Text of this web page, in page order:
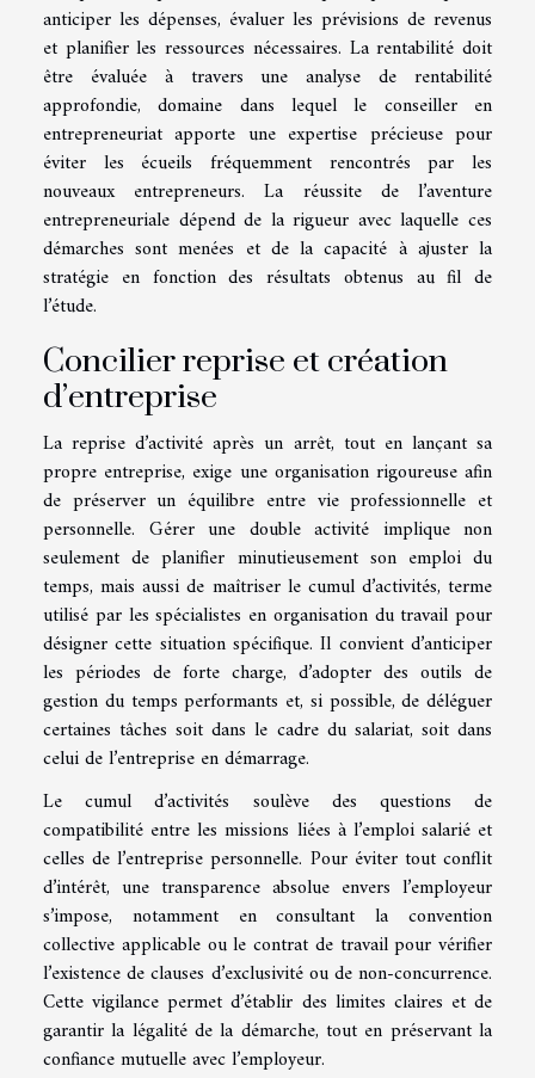
anticiper les dépenses, évaluer les prévisions de revenus
et planifier les ressources nécessaires. La rentabilité doit
être évaluée à travers une analyse de rentabilité
approfondie, domaine dans lequel le conseiller en
entrepreneuriat apporte une expertise précieuse pour
éviter les écueils fréquemment rencontrés par les
nouveaux entrepreneurs. La réussite de l’aventure
entrepreneuriale dépend de la rigueur avec laquelle ces
démarches sont menées et de la capacité à ajuster la
stratégie en fonction des résultats obtenus au fil de
l’étude.
Concilier reprise et création
d’entreprise
La reprise d’activité après un arrêt, tout en lançant sa
propre entreprise, exige une organisation rigoureuse afin
de préserver un équilibre entre vie professionnelle et
personnelle. Gérer une double activité implique non
seulement de planifier minutieusement son emploi du
temps, mais aussi de maîtriser le cumul d’activités, terme
utilisé par les spécialistes en organisation du travail pour
désigner cette situation spécifique. Il convient d’anticiper
les périodes de forte charge, d’adopter des outils de
gestion du temps performants et, si possible, de déléguer
certaines tâches soit dans le cadre du salariat, soit dans
celui de l’entreprise en démarrage.
Le cumul d’activités soulève des questions de
compatibilité entre les missions liées à l’emploi salarié et
celles de l’entreprise personnelle. Pour éviter tout conflit
d’intérêt, une transparence absolue envers l’employeur
s’impose, notamment en consultant la convention
collective applicable ou le contrat de travail pour vérifier
l’existence de clauses d’exclusivité ou de non-concurrence.
Cette vigilance permet d’établir des limites claires et de
garantir la légalité de la démarche, tout en préservant la
confiance mutuelle avec l’employeur.